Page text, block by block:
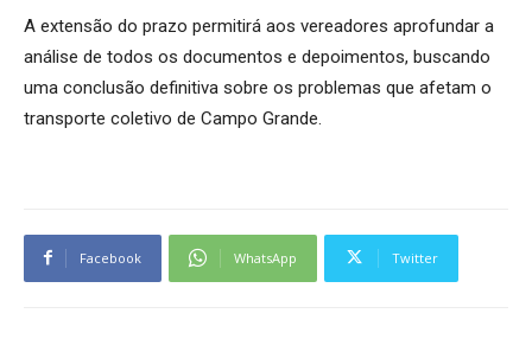
A extensão do prazo permitirá aos vereadores aprofundar a
análise de todos os documentos e depoimentos, buscando
uma conclusão definitiva sobre os problemas que afetam o
transporte coletivo de Campo Grande.
Facebook WhatsApp Twitter